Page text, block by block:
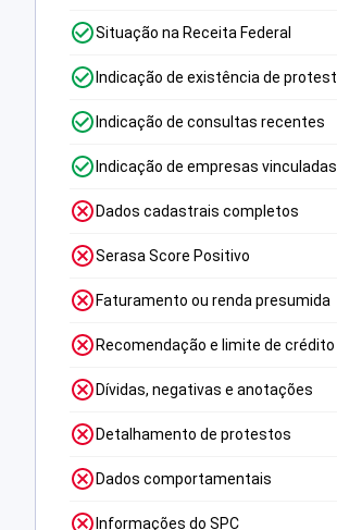
Situação na Receita Federal
Indicação de existência de
Indicação de consultas recentes
Indicação de empresas vinculadas
Dados cadastrais completos
Serasa Score Positivo
Faturamento ou renda presumida
Recomendação e limite de crédito
Dívidas, negativas e anotações
Detalhamento de protestos
Dados comportamentais
Informações do SPC